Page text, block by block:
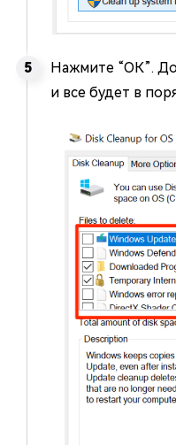
Нажмите “ОК”.
и все будет в